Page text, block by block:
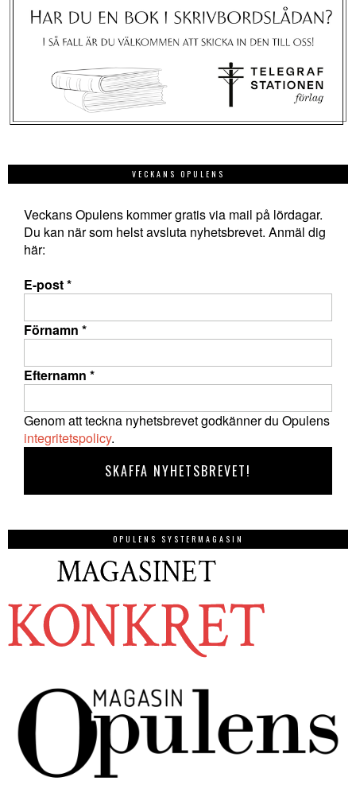
VECKANS OPULENS
Veckans Opulens kommer gratis via mail på lördagar.
Du kan när som helst avsluta nyhetsbrevet. Anmäl dig
här:
E-post*
Förnamn *
Efternamn *
Genom att teckna nyhetsbrevet godkänner du Opulens
integritetspolicy.
OPULENS SYSTERMAGASIN